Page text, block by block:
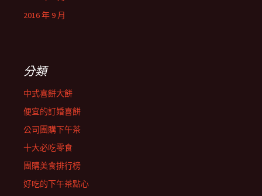
2016 年 9 月
分類
中式喜餅大餅
便宜的訂婚喜餅
公司團購下午茶
十大必吃零食
團購美食排行榜
好吃的下午茶點心